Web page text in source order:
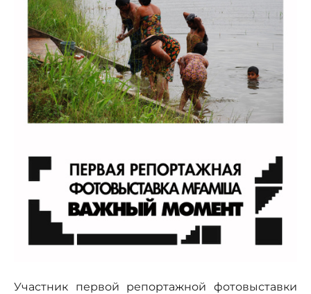
Участник первой репортажной фотовыставки